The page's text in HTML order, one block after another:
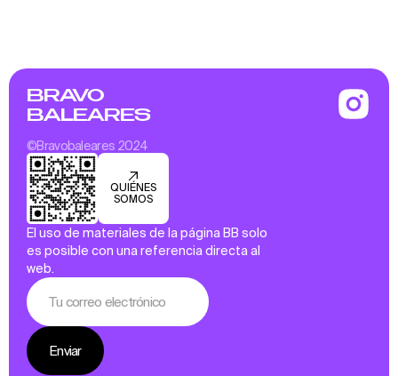
BRAVO
BALEARES
©Bravobaleares 2024
QUIÉNES
SOMOS
El uso de materiales de la página BB solo
es posible con una referencia directa al
web.